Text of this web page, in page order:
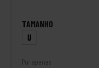
TAMANHO
U
Por apenas